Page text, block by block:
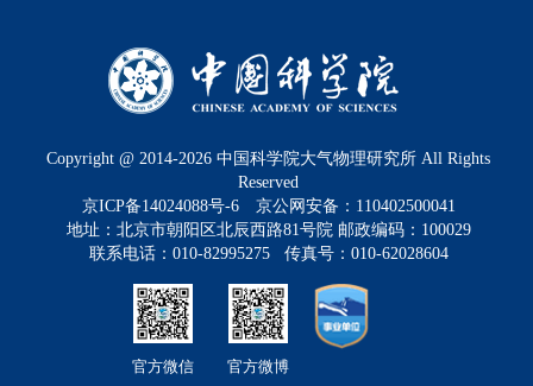
Copyright @ 2014-2026 中国科学院大气物理研究所 All Rights
Reserved
京ICP备14024088号-6
京公网安备：110402500041
地址：北京市朝阳区北辰西路81号院 邮政编码：100029
联系电话：010-82995275 传真号：010-62028604
官方微信 官方微博